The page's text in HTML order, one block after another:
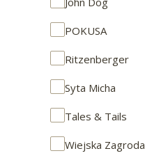
POKUSA
Ritzenberger
Syta Micha
Tales & Tails
Wiejska Zagroda